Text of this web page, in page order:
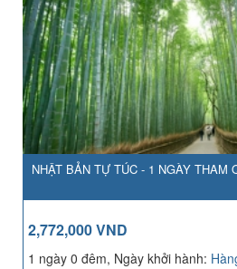
NHẬT BẢN TỰ TÚC - 1 NGÀY THAM
2,772,000 VND
1 ngày 0 đêm, Ngày khởi hành: